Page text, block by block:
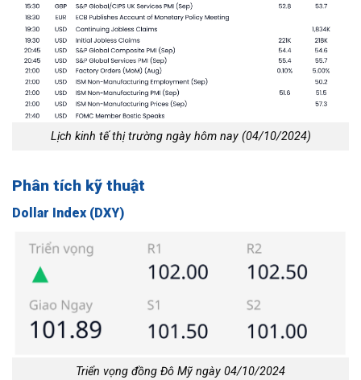
Lịch kinh tế thị trường ngày hôm nay (04/10/2024)
Phân tích kỹ thuật
Dollar Index (DXY)
Triển vọng đồng Đô Mỹ ngày 04/10/2024